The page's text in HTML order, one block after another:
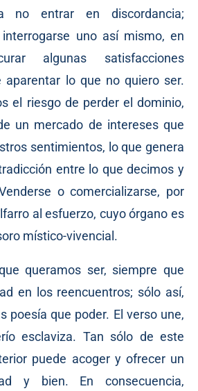
no entrar en discordancia;
uno así mismo, en
algunas satisfacciones
aparentar lo que no quiero ser.
el riesgo de perder el dominio,
un mercado de intereses que
sentimientos, lo que genera
entre lo que decimos y
o comercializarse, por
al esfuerzo, cuyo órgano es
místico-vivencial.
queramos ser, siempre que
en los reencuentros; sólo así,
poesía que poder. El verso une,
esclaviza. Tan sólo de este
puede acoger y ofrecer un
y bien. En consecuencia,